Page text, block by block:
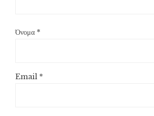
Όνομα *
Email *